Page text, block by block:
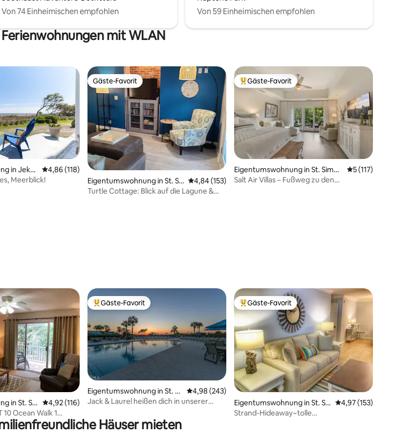
Von 74 Einheimischen empfohlen
Von 59 Einheimischen empfohlen
Ferienwohnungen mit WLAN
von 5, 105 Bewertungen
in Jekyll
Durchschnittliche Bewertung: 4,86 von 5, 118 Bewertungen
4,86 (118)
Meerblick!
Gäste-Favorit
Gäste-Favorit
Eigentumswohnung in St. Si
mons Island
Durchschnittliche Bewertung: 4,84 von 5, 153 Bewertungen
4,84 (153)
Turtle Cottage: Blick auf die Lagune &
Beliebter Gäste-Favorit.
Gäste-Favorit
Eigentumswohnung in St. Simon
s Island
Durchschnittliche
5 (117)
Salt Air Villas – Fußweg zu den
von 5, 119 Bewertungen
in St. Si
Durchschnittliche Bewertung: 4,92 von 5, 116 Bewertungen
4,92 (116)
10 Ocean Walk 1
Beliebter Gäste-Favorit.
Gäste-Favorit
Eigentumswohnung in St. Si
mons Island
Durchschnittliche Bewertung: 4,98 von 5, 243 Bewertungen
4,98 (243)
Jack & Laurel heißen dich in unserer
Beliebter Gäste-Favorit.
Gäste-Favorit
Eigentumswohnung in St. Si
mons Island
Durchschnittliche
4,97 (153)
Strand-Hideaway~tolle
Häuser mieten